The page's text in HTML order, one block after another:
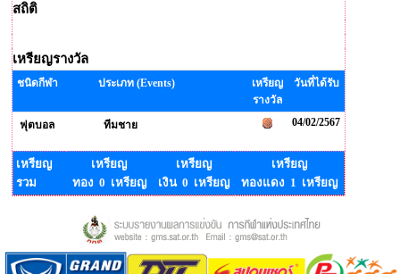
สถิติ
เหรียญรางวัล
ชนิดกีฬา ประเภท (Events)
เหรียญ
รางวัล
วันที่ได้รับ
ฟุตบอล ทีมชาย 04/02/2567
เหรียญ
รวม
เหรียญ
ทอง 0 เหรียญ
เหรียญ
เงิน 0 เหรียญ
เหรียญ
ทองแดง 1 เหรียญ